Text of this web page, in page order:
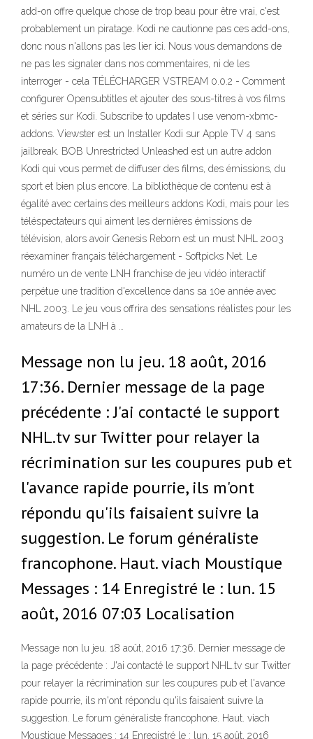
add-on offre quelque chose de trop beau pour être vrai, c'est
probablement un piratage. Kodi ne cautionne pas ces add-ons,
donc nous n'allons pas les lier ici. Nous vous demandons de
ne pas les signaler dans nos commentaires, ni de les
interroger - cela TÉLÉCHARGER VSTREAM 0.0.2 - Comment
configurer Opensubtitles et ajouter des sous-titres à vos films
et séries sur Kodi. Subscribe to updates I use venom-xbmc-
addons. Viewster est un Installer Kodi sur Apple TV 4 sans
jailbreak. BOB Unrestricted Unleashed est un autre addon
Kodi qui vous permet de diffuser des films, des émissions, du
sport et bien plus encore. La bibliothèque de contenu est à
égalité avec certains des meilleurs addons Kodi, mais pour les
téléspectateurs qui aiment les dernières émissions de
télévision, alors avoir Genesis Reborn est un must NHL 2003
réexaminer français téléchargement - Softpicks Net. Le
numéro un de vente LNH franchise de jeu vidéo interactif
perpétue une tradition d'excellence dans sa 10e année avec
NHL 2003. Le jeu vous offrira des sensations réalistes pour les
amateurs de la LNH à …
Message non lu jeu. 18 août, 2016
17:36. Dernier message de la page
précédente : J'ai contacté le support
NHL.tv sur Twitter pour relayer la
récrimination sur les coupures pub et
l'avance rapide pourrie, ils m'ont
répondu qu'ils faisaient suivre la
suggestion. Le forum généraliste
francophone. Haut. viach Moustique
Messages : 14 Enregistré le : lun. 15
août, 2016 07:03 Localisation
Message non lu jeu. 18 août, 2016 17:36. Dernier message de
la page précédente : J'ai contacté le support NHL.tv sur Twitter
pour relayer la récrimination sur les coupures pub et l'avance
rapide pourrie, ils m'ont répondu qu'ils faisaient suivre la
suggestion. Le forum généraliste francophone. Haut. viach
Moustique Messages : 14 Enregistré le : lun. 15 août, 2016